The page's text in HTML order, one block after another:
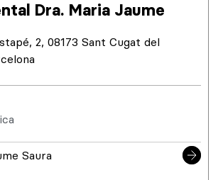
Dra. Maria Jaume
2, 08173 Sant Cugat del
Saura